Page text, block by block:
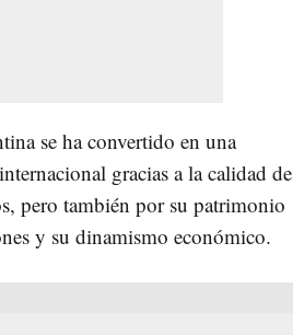
se ha convertido en una
gracias a la calidad de
pero también por su patrimonio
y su dinamismo económico.